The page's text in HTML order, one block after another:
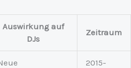
Auswirkung auf
DJs
Zeitraum
2015-